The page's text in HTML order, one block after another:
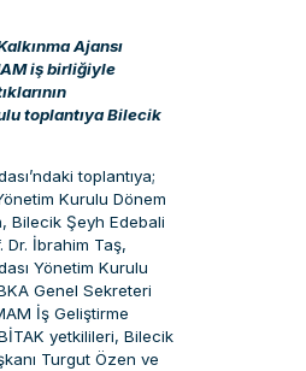
Ajansı
iş birliğiyle
toplantıya Bilecik
toplantıya;
Kurulu Dönem
Bilecik Şeyh Edebali
Dr. İbrahim Taş,
Yönetim Kurulu
Genel Sekreteri
İş Geliştirme
yetkilileri, Bilecik
Turgut Özen ve